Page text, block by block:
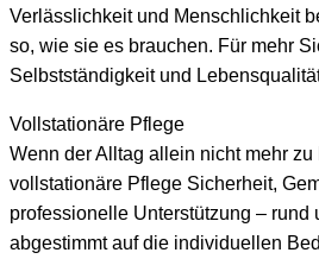
Verlässlichkeit und Menschlichkeit
so, wie sie es brauchen. Für mehr
Selbstständigkeit und
Vollstationäre Pflege
Wenn der Alltag allein nicht mehr
vollstationäre Pflege Sicherheit,
professionelle Unterstützung – rund
abgestimmt auf die individuellen